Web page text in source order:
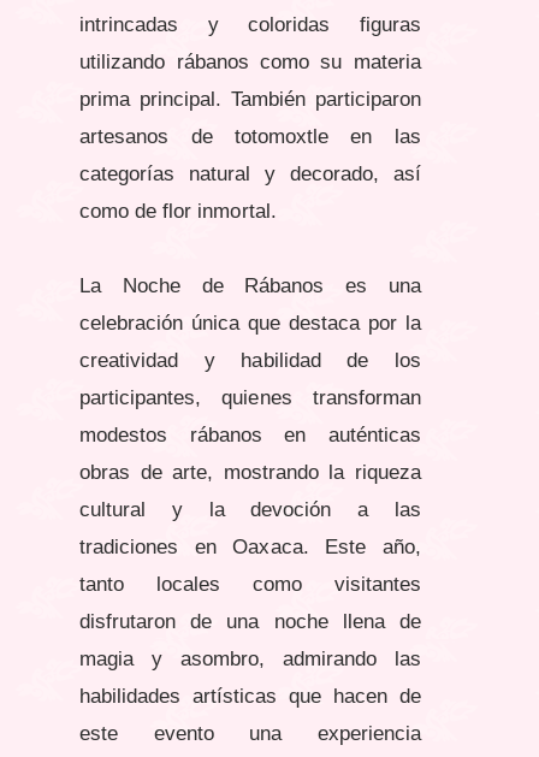
intrincadas y coloridas figuras
utilizando rábanos como su materia
prima principal. También participaron
artesanos de totomoxtle en las
categorías natural y decorado, así
como de flor inmortal.
La Noche de Rábanos es una
celebración única que destaca por la
creatividad y habilidad de los
participantes, quienes transforman
modestos rábanos en auténticas
obras de arte, mostrando la riqueza
cultural y la devoción a las
tradiciones en Oaxaca. Este año,
tanto locales como visitantes
disfrutaron de una noche llena de
magia y asombro, admirando las
habilidades artísticas que hacen de
este evento una experiencia